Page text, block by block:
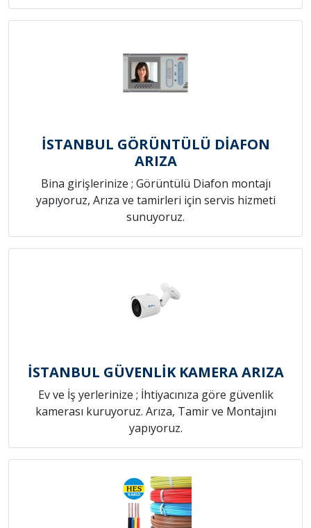
İSTANBUL GÖRÜNTÜLÜ DİAFON
ARIZA
Bina girişlerinize ; Görüntülü Diafon montajı
yapıyoruz, Arıza ve tamirleri için servis hizmeti
sunuyoruz.
İSTANBUL GÜVENLİK KAMERA ARIZA
Ev ve İş yerlerinize ; İhtiyacınıza göre güvenlik
kamerası kuruyoruz. Arıza, Tamir ve Montajını
yapıyoruz.